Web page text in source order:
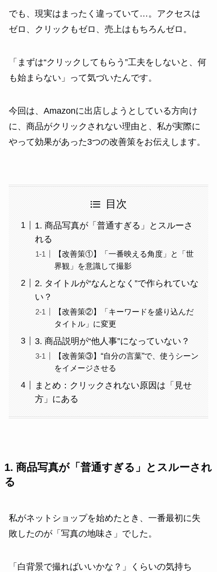
でも、現実はまったく違っていて…。アクセスは
ゼロ、クリックもゼロ、売上はもちろんゼロ。
「まずは“クリックしてもらう”工夫をしないと、何
も始まらない」って気づいたんです。
今回は、Amazonに出店しようとしている方向け
に、商品がクリックされない理由と、私が実際に
やって効果があった3つの改善策をお伝えします。
目次
1. 商品写真が「普通すぎる」とスルーさ
れる
【改善策①】「一番映える角度」と「世
界観」を意識して撮影
2. タイトルが“なんとなく”で作られていな
い？
【改善策②】「キーワードを盛り込んだ
タイトル」に変更
3. 商品説明が“他人事”になっていない？
【改善策③】“自分の言葉”で、使うシーン
をイメージさせる
まとめ：クリックされない原因は「見せ
方」にある
1. 商品写真が「普通すぎる」とスルーされ
る
私がネットショップを始めたとき、一番最初に失
敗したのが「写真の地味さ」でした。
「白背景で撮ればいいかな？」くらいの気持ち